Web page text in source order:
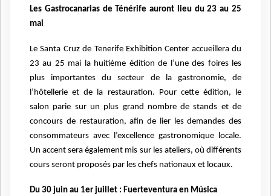
Les Gastrocanarias de Ténérife auront lieu du 23 au 25
mai
Le Santa Cruz de Tenerife Exhibition Center accueillera du
23 au 25 mai la huitième édition de l’une des foires les
plus importantes du secteur de la gastronomie, de
l’hôtellerie et de la restauration. Pour cette édition, le
salon parie sur un plus grand nombre de stands et de
concours de restauration, afin de lier les demandes des
consommateurs avec l’excellence gastronomique locale.
Un accent sera également mis sur les ateliers, où différents
cours seront proposés par les chefs nationaux et locaux.
Du 30 juin au 1er juillet : Fuerteventura en Música